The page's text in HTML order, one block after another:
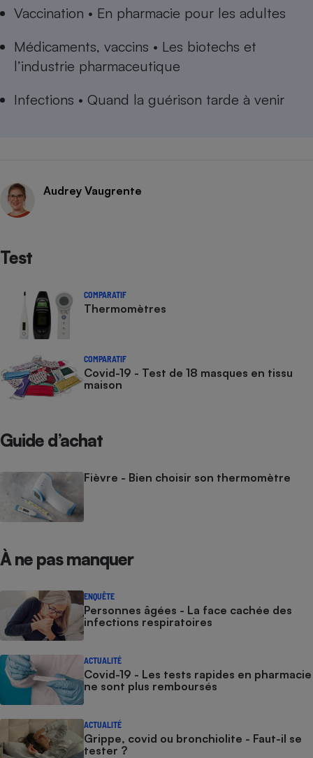
Vaccination • En pharmacie pour les adultes
Médicaments, vaccins • Les biotechs et
l’industrie pharmaceutique
Infections • Quand la guérison tarde à venir
Audrey Vaugrente
Test
COMPARATIF
Thermomètres
COMPARATIF
Covid-19 - Test de 18 masques en tissu
maison
Guide d’achat
Fièvre - Bien choisir son thermomètre
À ne pas manquer
ENQUÊTE
Personnes âgées - La face cachée des
infections respiratoires
ACTUALITÉ
Covid-19 - Les tests rapides en pharmacie
ne sont plus remboursés
ACTUALITÉ
Grippe, covid ou bronchiolite - Faut-il se
tester ?